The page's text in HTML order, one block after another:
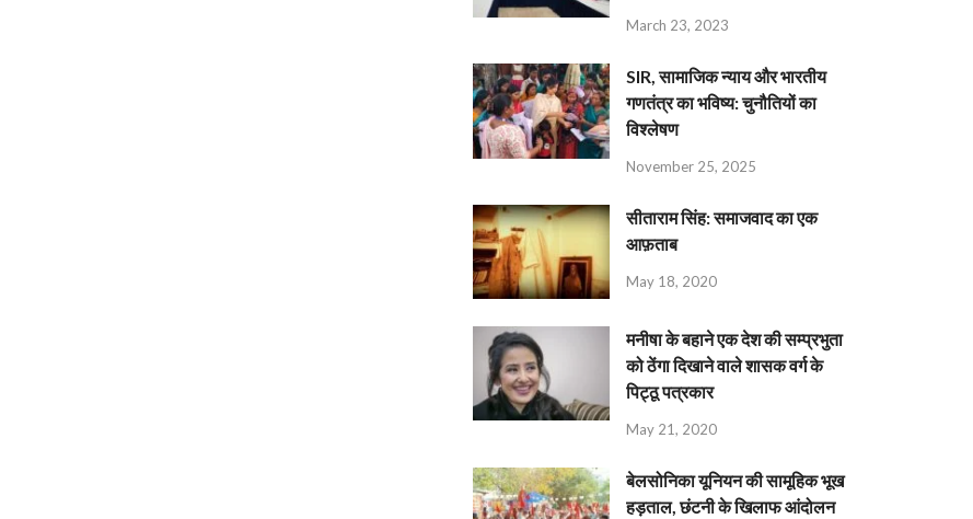
March 23, 2023
SIR, सामाजिक न्याय और भारतीय
गणतंत्र का भविष्य: चुनौतियों का
विश्लेषण
November 25, 2025
सीताराम सिंह: समाजवाद का एक
आफ़ताब
May 18, 2020
मनीषा के बहाने एक देश की सम्प्रभुता
को ठेंगा दिखाने वाले शासक वर्ग के
पिट्ठू पत्रकार
May 21, 2020
बेलसोनिका यूनियन की सामूहिक भूख
हड़ताल, छंटनी के खिलाफ आंदोलन